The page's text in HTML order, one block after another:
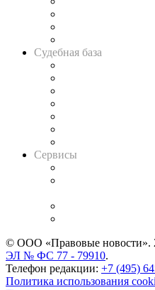
Судебная база
Сервисы
© ООО «Правовые новости».
ЭЛ № ФС 77 - 79910.
Телефон редакции: +7 (495)
Политика использования